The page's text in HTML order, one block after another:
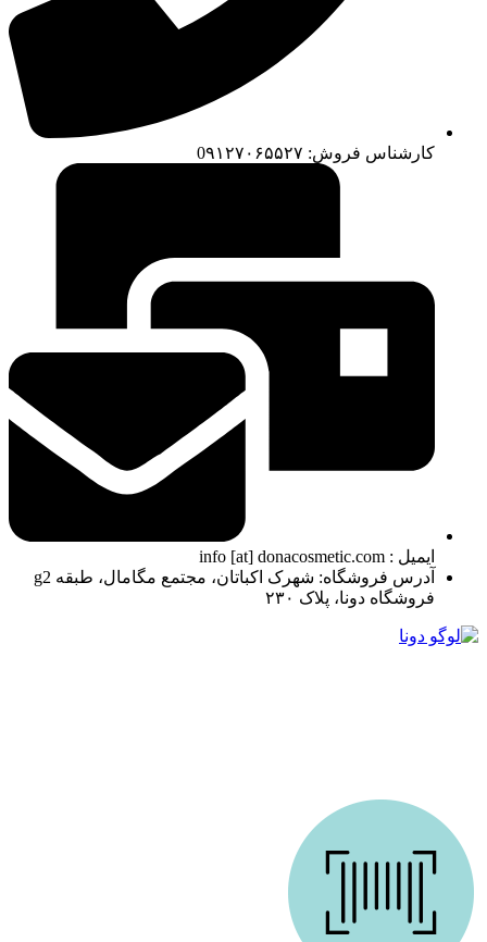
کارشناس فروش: 0۹۱۲۷۰۶۵۵۲۷
ایمیل : info [at] donacosmetic.com
آدرس فروشگاه: شهرک اکباتان، مجتمع مگامال، طبقه g2
فروشگاه دونا، پلاک ۲۳۰